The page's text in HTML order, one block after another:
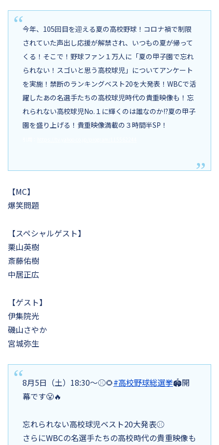
今年、105回目を迎える夏の高校野球！コロナ禍で制限
されていた声出し応援が解禁され、いつもの夏が帰って
くる！そこで！野球ファン１万人に「夏の甲子園で忘れ
られない！スゴいと思う高校球児」についてアンケート
を実施！禁断のランキングベスト20を大発表！WBCで活
躍したあの名選手たちの高校球児時代の貴重映像も！忘
れられない高校球児No.１に輝くのは誰なのか!?夏の甲子
園を盛り上げる！貴重映像満載の３時間半SP！
【MC】
爆笑問題
【スペシャルゲスト】
栗山英樹
斎藤佑樹
中居正広
【ゲスト】
伊集院光
磯山さやか
宮城弥生
8月5日（土）18:30〜⚾️🌻#高校野球総選挙🏟️開
幕です😤🔥
忘れられない高校球児ベスト20大発表⚾️
さらにWBCの名選手たちの高校時代の貴重映像も